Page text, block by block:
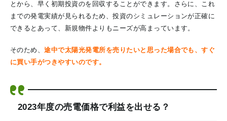
とから、早く初期投資のを回収することができます。さらに、これ
までの発電実績が見られるため、投資のシミュレーションが正確に
できるとあって、新規物件よりもニーズが高まっています。
そのため、途中で太陽光発電所を売りたいと思った場合でも、すぐ
に買い手がつきやすいのです。
2023年度の売電価格で利益を出せる？